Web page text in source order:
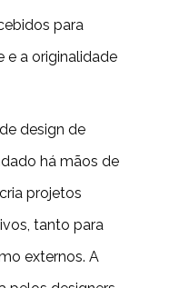
para
e a originalidade
design de
há mãos de
projetos
tanto para
externos. A